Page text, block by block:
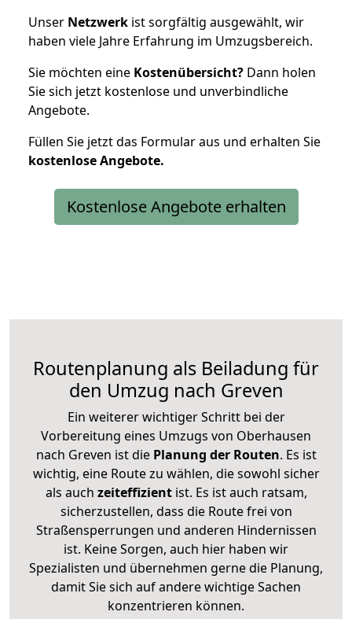
Unser Netzwerk ist sorgfältig ausgewählt, wir
haben viele Jahre Erfahrung im Umzugsbereich.
Sie möchten eine Kostenübersicht? Dann holen
Sie sich jetzt kostenlose und unverbindliche
Angebote.
Füllen Sie jetzt das Formular aus und erhalten Sie
kostenloseAngebote.
Kostenlose Angebote erhalten
Routenplanung als Beiladung für
den Umzug nach Greven
Ein weiterer wichtiger Schritt bei der
Vorbereitung eines Umzugs von Oberhausen
nach Greven ist diePlanung der Routen. Es ist
wichtig, eine Route zu wählen, die sowohl sicher
als auch zeiteffizientist. Es ist auch ratsam,
sicherzustellen, dass die Route frei von
Straßensperrungen und anderen Hindernissen
ist. Keine Sorgen, auch hier haben wir
Spezialisten und übernehmen gerne die Planung,
damit Sie sich auf andere wichtige Sachen
konzentrieren können.